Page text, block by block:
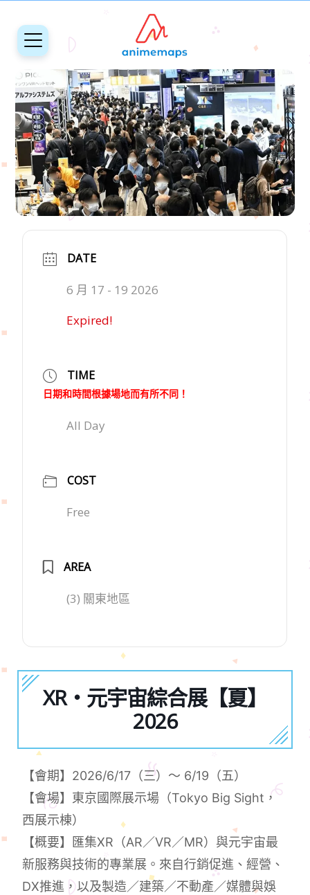
DATE
6 月 17 - 19 2026
Expired!
TIME
日期和時間根據場地而有所不同！
All Day
COST
Free
AREA
(3) 關東地區
XR・元宇宙綜合展【夏】
2026
【會期】2026/6/17（三）～ 6/19（五）
【會場】東京國際展示場（Tokyo Big Sight，
西展示棟）
【概要】匯集XR（AR／VR／MR）與元宇宙最
新服務與技術的專業展。來自行銷促進、經營、
DX推進，以及製造／建築／不動產／媒體與娛